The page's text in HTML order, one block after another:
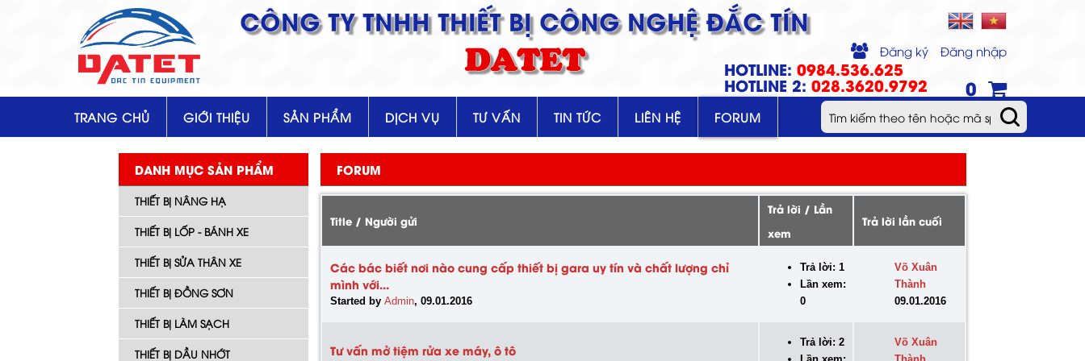
CÔNG TY TNHH THIẾT BỊ CÔNG NGHỆ ĐẮC TÍN
DATET Đăng ký Đăng nhập
HOTLINE: 0984.536.625
HOTLINE 2: 028.3620.9792 0
TRANG CHỦ GIỚI THIỆU SẢN PHẨM DỊCH VỤ TƯ VẤN TIN TỨC LIÊN HỆ FORUM
DANH MỤC SẢN PHẨM
THIẾT BỊ NÂNG HẠ
THIẾT BỊ LỐP - BÁNH XE
THIẾT BỊ SỬA THÂN XE
THIẾT BỊ ĐỒNG SƠN
THIẾT BỊ LÀM SẠCH
THIẾT BỊ DẦU NHỚT
FORUM
Title / Người gửi
Trả lời / Lần
xem
Trả lời lần cuối
Các bác biết nơi nào cung cấp thiết bị gara uy tín và chất lượng chỉ
mình với...
Started by Admin, 09.01.2016
Trả lời: 1
Lần xem:
0
Võ Xuân
Thành
09.01.2016
Tư vấn mở tiệm rửa xe máy, ô tô
Trả lời: 2
Võ Xuân